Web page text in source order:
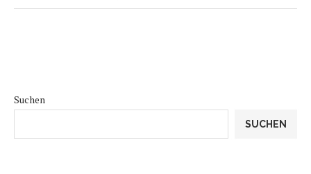
Suchen
SUCHEN